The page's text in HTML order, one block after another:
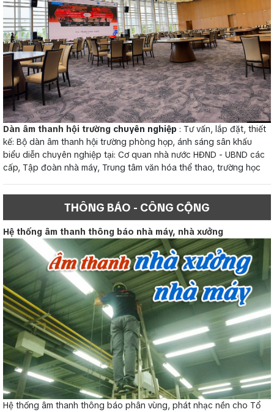
Dàn âm thanh hội trường chuyên nghiệp : Tư vấn, lắp đặt, thiết
kế: Bộ dàn âm thanh hội trường phòng họp, ánh sáng sân khấu
biểu diễn chuyên nghiệp tại: Cơ quan nhà nước HĐND - UBND các
cấp, Tập đoàn nhà máy, Trung tâm văn hóa thể thao, trường học
THÔNG BÁO - CÔNG CỘNG
Hệ thống âm thanh thông báo nhà máy, nhà xưởng
Hệ thống âm thanh thông báo phân vùng, phát nhạc nền cho Tổ